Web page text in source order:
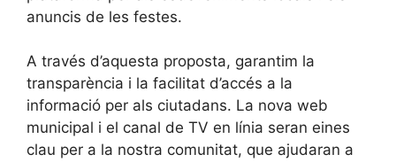
anuncis de les festes.
A través d’aquesta proposta, garantim la
transparència i la facilitat d’accés a la
informació per als ciutadans. La nova web
municipal i el canal de TV en línia seran eines
clau per a la nostra comunitat, que ajudaran a